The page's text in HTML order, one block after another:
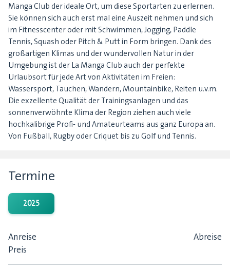
Manga Club der ideale Ort, um diese Sportarten zu erlernen.
Sie können sich auch erst mal eine Auszeit nehmen und sich
im Fitnesscenter oder mit Schwimmen, Jogging, Paddle
Tennis, Squash oder Pitch & Putt in Form bringen. Dank des
großartigen Klimas und der wundervollen Natur in der
Umgebung ist der La Manga Club auch der perfekte
Urlaubsort für jede Art von Aktivitäten im Freien:
Wassersport, Tauchen, Wandern, Mountainbike, Reiten u.v.m.
Die exzellente Qualität der Trainingsanlagen und das
sonnenverwöhnte Klima der Region ziehen auch viele
hochkalibrige Profi- und Amateurteams aus ganz Europa an.
Von Fußball, Rugby oder Criquet bis zu Golf und Tennis.
Termine
2025
Anreise
Abreise
Preis